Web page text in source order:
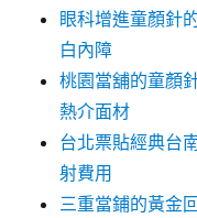
眼科增進童顏針
白內障
桃園當舖的童顏
熱介面材
台北票貼經典台
射費用
三重當鋪的黃金